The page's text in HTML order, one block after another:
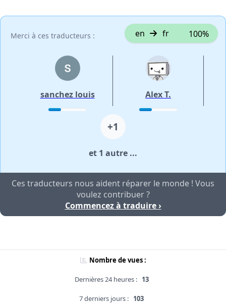
Merci à ces traducteurs : en fr 100%
sanchez louis Alex T.
+1
et 1 autre ...
Ces traducteurs nous aident réparer le monde ! Vous
voulez contribuer ?
Commencez à traduire ›
Nombre de vues :
Dernières 24 heures : 13
7 derniers jours : 103